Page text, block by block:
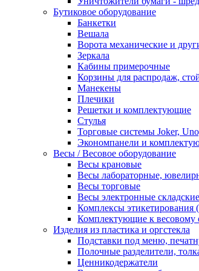
Бутиковое оборудование
Банкетки
Вешала
Ворота механические и
Зеркала
Кабины примерочные
Корзины для распродаж,
Манекены
Плечики
Решетки и комплектующие
Стулья
Торговые системы Joker,
Экономпанели и
Весы / Весовое оборудование
Весы крановые
Весы лабораторные,
Весы торговые
Весы электронные
Комплексы этикетирования
Комплектующие к весовому
Изделия из пластика и оргстекла
Подставки под меню,
Полочные разделители,
Ценникодержатели